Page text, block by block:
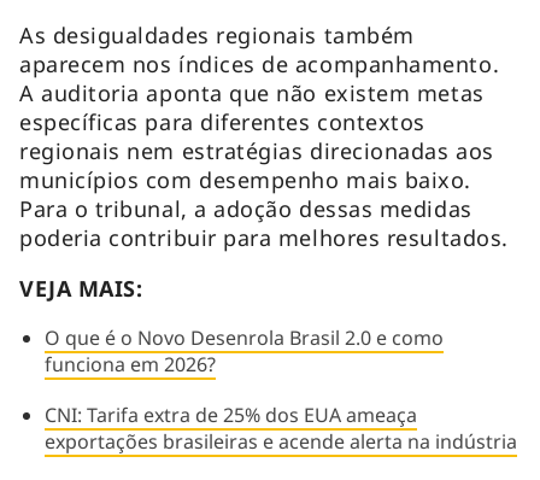
As desigualdades regionais também
aparecem nos índices de acompanhamento.
A auditoria aponta que não existem metas
específicas para diferentes contextos
regionais nem estratégias direcionadas aos
municípios com desempenho mais baixo.
Para o tribunal, a adoção dessas medidas
poderia contribuir para melhores resultados.
VEJA MAIS:
O que é o Novo Desenrola Brasil 2.0 e como
funciona em 2026?
CNI: Tarifa extra de 25% dos EUA ameaça
exportações brasileiras e acende alerta na indústria